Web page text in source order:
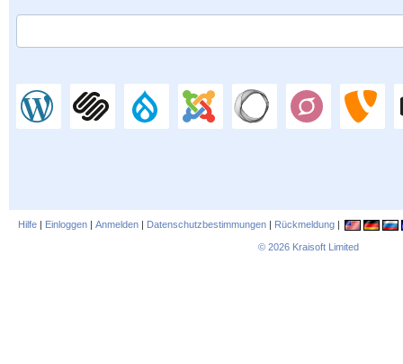
Hilfe | Einloggen | Anmelden | Datenschutzbestimmungen | Rückmeldung |
© 2026 Kraisoft Limited